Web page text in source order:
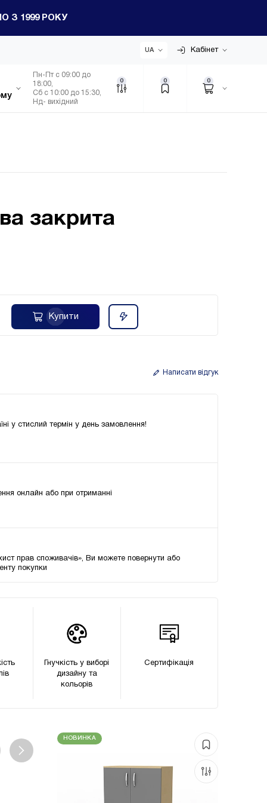
З 1999 РОКУ
UA Кабінет
Пн-Пт с 09:00 до
18:00,
Сб с 10:00 до 15:30,
Нд- вихідний
0 0 0
закрита
Купити
Написати відгук
у стислий термін у день замовлення!
онлайн або при отриманні
прав споживачів», Ви можете повернути або
покупки
Гнучкість у виборі
дизайну та
кольорів
Сертифікацiя
НОВИНКА